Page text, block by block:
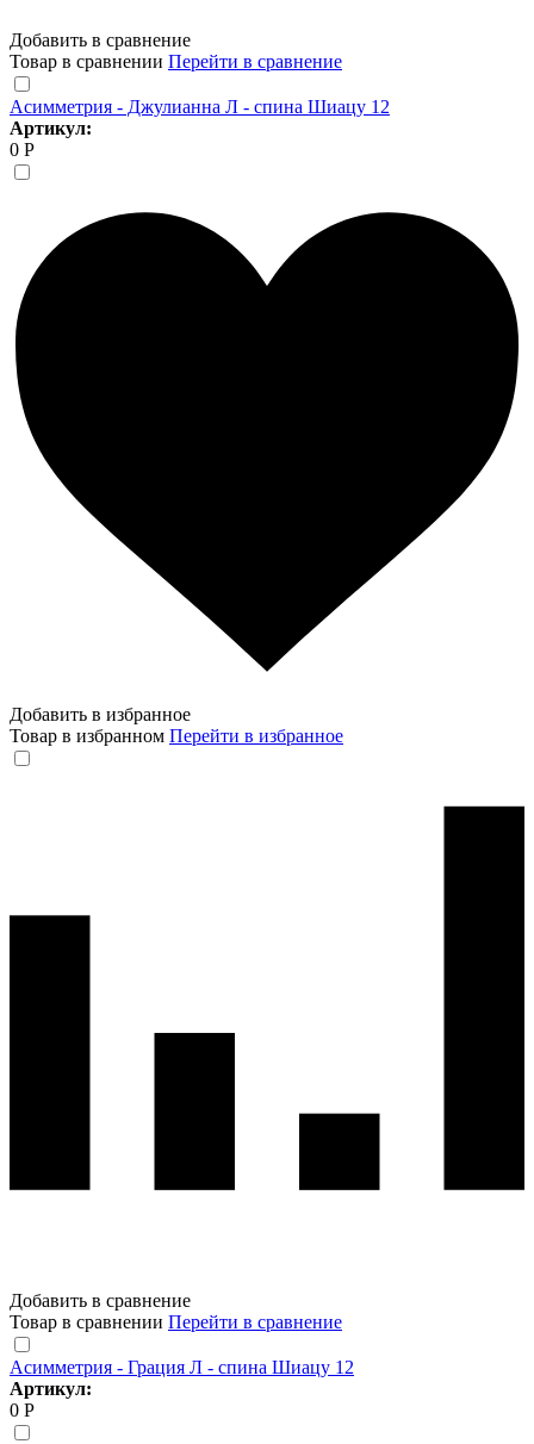
Добавить в сравнение
Товар в сравнении Перейти в сравнение
Асимметрия - Джулианна Л - спина Шиацу 12
Артикул:
0 Р
Добавить в избранное
Товар в избранном Перейти в избранное
Добавить в сравнение
Товар в сравнении Перейти в сравнение
Асимметрия - Грация Л - спина Шиацу 12
Артикул:
0 Р